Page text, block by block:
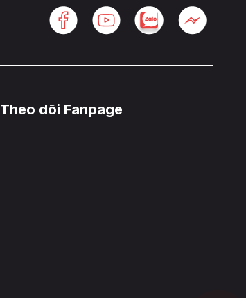
Theo dõi Fanpage